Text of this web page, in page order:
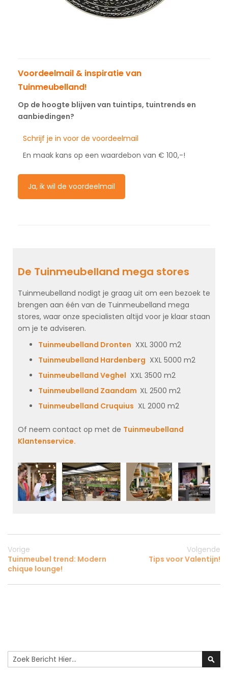
Voordeelmail & inspiratie van
Tuinmeubelland!
Op de hoogte blijven van tuintips, tuintrends en
aanbiedingen?
Schrijf je in voor de voordeelmail
En maak kans op een waardebon van € 100,-!
Ja, ik wil de voordeelmail
De Tuinmeubelland mega stores
Tuinmeubelland nodigt je graag uit om een bezoek te
brengen aan één van de Tuinmeubelland mega
stores, waar onze specialisten altijd voor je klaar staan
om je te adviseren.
Tuinmeubelland Dronten XXL 3000 m2
Tuinmeubelland Hardenberg XXL 5000 m2
Tuinmeubelland Veghel XXL 3500 m2
Tuinmeubelland Zaandam XL 2500 m2
Tuinmeubelland Cruquius XL 2000 m2
Of neem contact op met de Tuinmeubelland
Klantenservice.
Vorige
Tuinmeubel trend: Modern
chique lounge!
Volgende
Tips voor Valentijn!
Search